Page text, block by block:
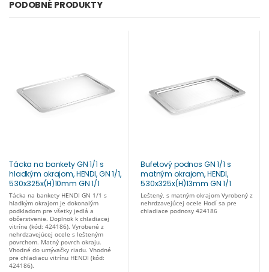
PODOBNÉ PRODUKTY
Tácka na bankety GN 1/1 s
hladkým okrajom, HENDI, GN 1/1,
530x325x(H)10mm GN 1/1
807705
Tácka na bankety HENDI GN 1/1 s
hladkým okrajom je dokonalým
podkladom pre všetky jedlá a
občerstvenie. Doplnok k chladiacej
vitríne (kód: 424186). Vyrobené z
nehrdzavejúcej ocele s lešteným
povrchom. Matný povrch okraju.
Vhodné do umývačky riadu. Vhodné
pre chladiacu vitrínu HENDI (kód:
424186).
Bufetový podnos GN 1/1 s
matným okrajom, HENDI,
530x325x(H)13mm GN 1/1
436103
Leštený, s matným okrajom Vyrobený z
nehrdzavejúcej ocele Hodí sa pre
chladiace podnosy 424186